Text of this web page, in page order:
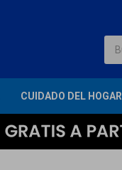
CUIDADO DEL HOGAR